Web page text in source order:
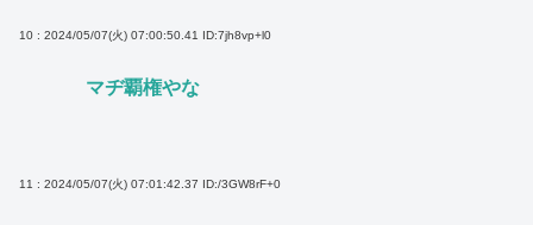
10 : 2024/05/07(火) 07:00:50.41 ID:7jh8vp+l0
マヂ覇権やな
11 : 2024/05/07(火) 07:01:42.37 ID:/3GW8rF+0